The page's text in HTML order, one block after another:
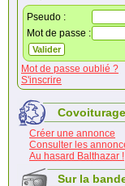
Pseudo :
Mot de passe :
Mot de passe oublié ?
S'inscrire
Covoiturage
Créer une annonce
Consulter les
Au hasard Balthazar !
Sur la